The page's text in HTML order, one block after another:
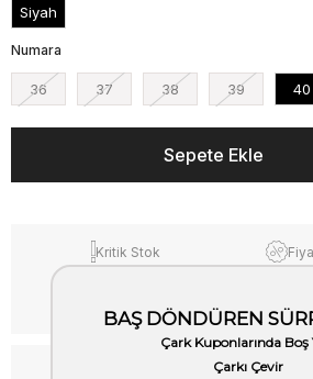
Siyah
Numara
36 37 38 39 40
Kritik Stok
Kargo Bedava
WhatsApp’tan Bilgi